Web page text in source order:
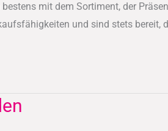
mit dem Sortiment, der
und sind stets bereit,